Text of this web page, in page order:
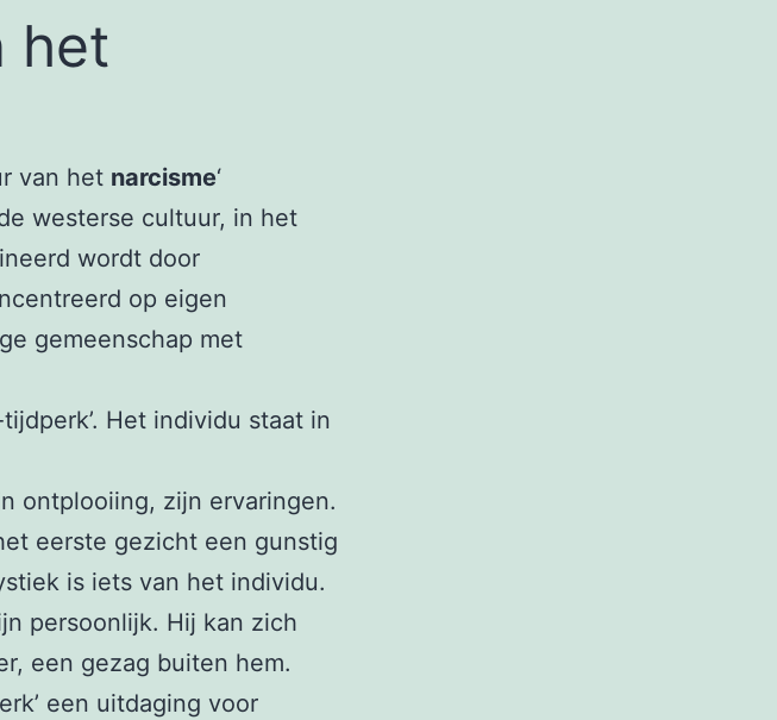
het
van het narcisme‘
westerse cultuur, in het
wordt door
op eigen
gemeenschap met
Het individu staat in
ontplooiing, zijn ervaringen.
eerste gezicht een gunstig
is iets van het individu.
persoonlijk. Hij kan zich
een gezag buiten hem.
een uitdaging voor